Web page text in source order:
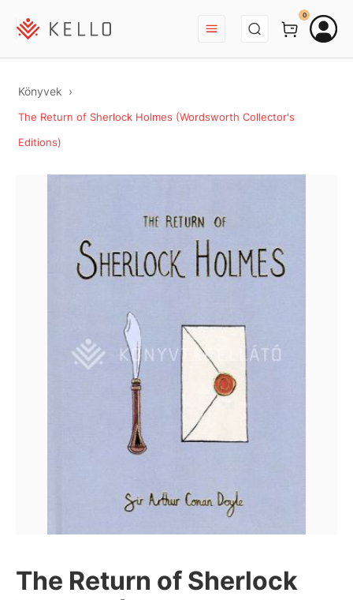
BEJELENTKEZÉS
0
Könyvek
The Return of Sherlock Holmes (Wordsworth Collector's
Editions)
The Return of Sherlock